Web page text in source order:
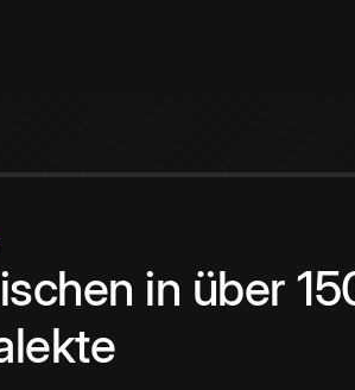
in über